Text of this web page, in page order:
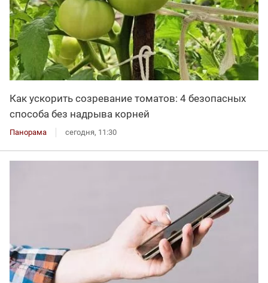
Как ускорить созревание томатов: 4 безопасных
способа без надрыва корней
Панорама сегодня, 11:30